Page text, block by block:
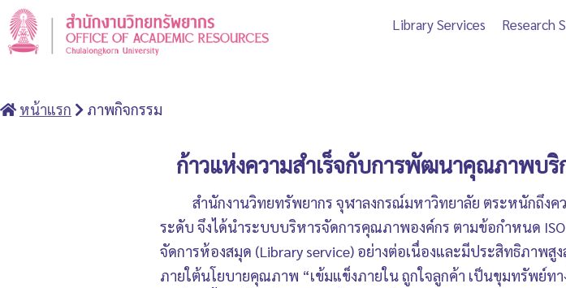
Library Services Research
หน้าแรก
ภาพกิจกรรม
ก้าวแห่งความสำเร็จกับการพัฒนาคุณภาพบริ
สำนักงานวิทยทรัพยากร จุฬาลงกรณ์มหาวิทยาลัย ตระหนักถึง
ระดับ จึงได้นำระบบบริหารจัดการคุณภาพองค์กร ตามข้อกำหนด
จัดการห้องสมุด (Library service) อย่างต่อเนื่องและมีประสิทธิภาพ
ภายใต้นโยบายคุณภาพ “เข้มแข็งภายใน ถูกใจลูกค้า เป็นขุมทรัพย์